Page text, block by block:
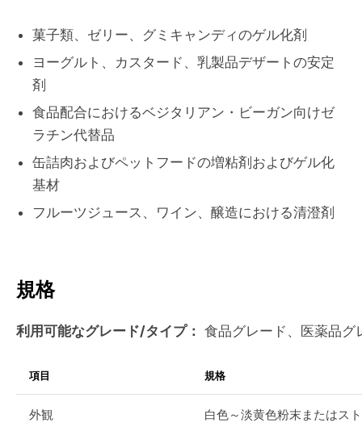
菓子類、ゼリー、グミキャンディのゲル化剤
ヨーグルト、カスタード、乳製品デザートの安定
剤
食品配合におけるベジタリアン・ビーガン向けゼ
ラチン代替品
缶詰肉およびペットフードの増粘剤およびゲル化
基材
フルーツジュース、ワイン、醸造における清澄剤
規格
利用可能なグレード/タイプ： 食品グレード、医薬品グ
項目 規格
外観 白色～淡黄色粉末またはス